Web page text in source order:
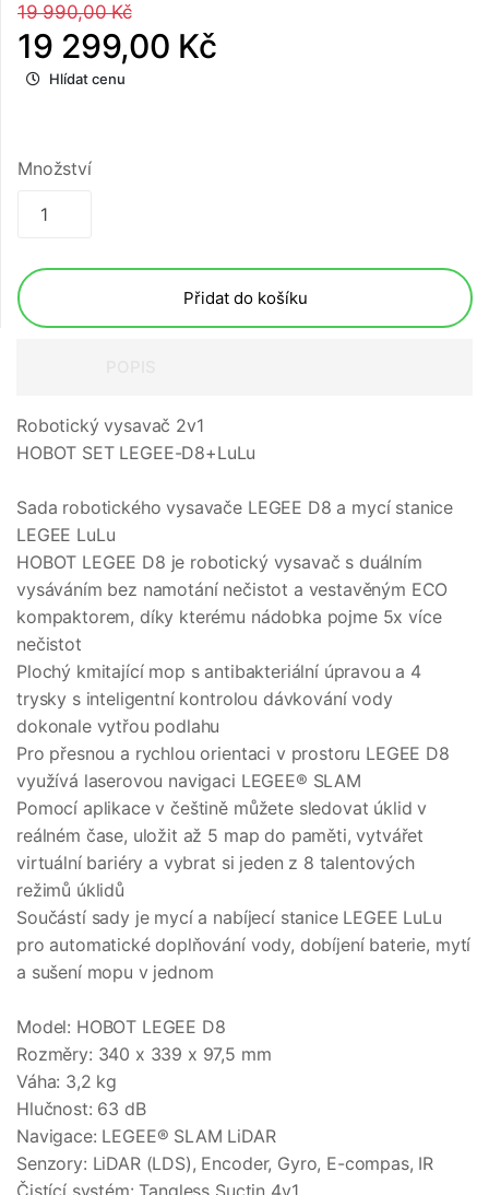
19 990,00 Kč
19 299,00 Kč
Hlídat cenu
Množství
Přidat do košíku
Robotický vysavač 2v1
HOBOT SET LEGEE-D8+LuLu
Sada robotického vysavače LEGEE D8 a mycí stanice
LEGEE LuLu
HOBOT LEGEE D8 je robotický vysavač s duálním
vysáváním bez namotání nečistot a vestavěným ECO
kompaktorem, díky kterému nádobka pojme 5x více
nečistot
Plochý kmitající mop s antibakteriální úpravou a 4
trysky s inteligentní kontrolou dávkování vody
dokonale vytřou podlahu
Pro přesnou a rychlou orientaci v prostoru LEGEE D8
využívá laserovou navigaci LEGEE® SLAM
Pomocí aplikace v češtině můžete sledovat úklid v
reálném čase, uložit až 5 map do paměti, vytvářet
virtuální bariéry a vybrat si jeden z 8 talentových
režimů úklidů
Součástí sady je mycí a nabíjecí stanice LEGEE LuLu
pro automatické doplňování vody, dobíjení baterie, mytí
a sušení mopu v jednom
Model: HOBOT LEGEE D8
Rozměry: 340 x 339 x 97,5 mm
Váha: 3,2 kg
Hlučnost: 63 dB
Navigace: LEGEE® SLAM LiDAR
Senzory: LiDAR (LDS), Encoder, Gyro, E-compas, IR